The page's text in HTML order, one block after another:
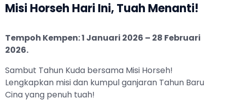
Misi Horseh Hari Ini, Tuah Menanti!
Tempoh Kempen: 1 Januari 2026 – 28 Februari
2026.
Sambut Tahun Kuda bersama Misi Horseh!
Lengkapkan misi dan kumpul ganjaran Tahun Baru
Cina yang penuh tuah!